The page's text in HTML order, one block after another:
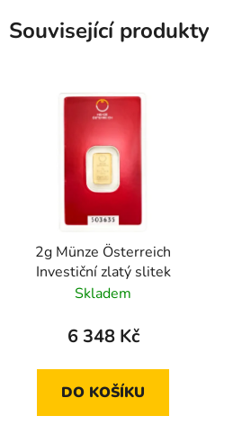
Související produkty
2g Münze Österreich
Investiční zlatý slitek
Skladem
6 348 Kč
DO KOŠÍKU